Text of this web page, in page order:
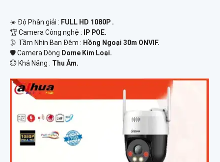
☀️ Độ Phân giải : FULL HD 1080P .
🏆 Camera Công nghệ :
IP POE.
🌛 Tầm Nhìn Ban Đêm : Hồng Ngoại 30m ONVIF.
🛡 Camera Dòng Dome Kim Loại.
️💮 Khả Năng : Thu Âm.